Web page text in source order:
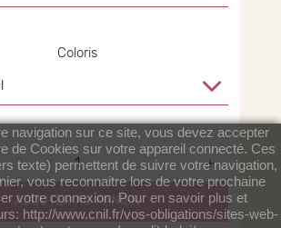
navigation sur ce site, vous devez accepter
de Cookies sur votre appareil connecté. Ces
texte) permettent de suivre votre navigation,
vous reconnaitre lors de votre prochaine
votre connexion. Pour en savoir plus et
http://www.cnil.fr/vos-obligations/sites-web-
Coloris
AJOUTER AU PANIER